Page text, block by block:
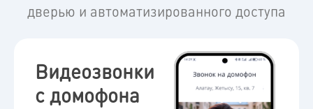
дверью и автоматизированного доступа
Видеозвонки
с домофона